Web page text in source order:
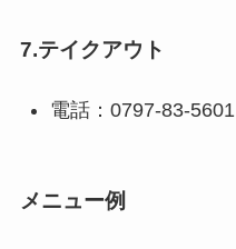
7.テイクアウト
電話：0797-83-5601
メニュー例